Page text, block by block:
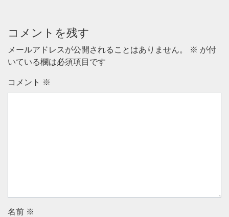
コメントを残す
メールアドレスが公開されることはありません。 ※ が付
いている欄は必須項目です
コメント ※
名前 ※